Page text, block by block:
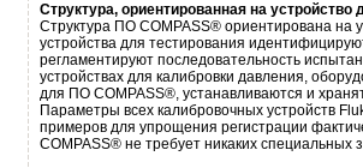
Структура, ориентированная на устройство
Структура ПО COMPASS® ориентирована на
устройства для тестирования
регламентируют последовательность
устройствах для калибровки давления,
для ПО COMPASS®, устанавливаются и
Параметры всех калибровочных устройств
примеров для упрощения регистрации
COMPASS® не требует никаких